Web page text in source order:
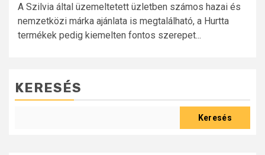
A Szilvia által üzemeltetett üzletben számos hazai és
nemzetközi márka ajánlata is megtalálható, a Hurtta
termékek pedig kiemelten fontos szerepet...
KERESÉS
Keresés